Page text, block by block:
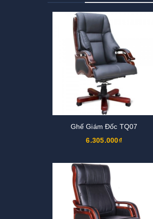
Ghế Giám Đốc TQ07
6.305.000₫